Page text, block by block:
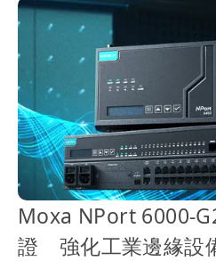
Moxa NPort 6000-
證 強化工業邊緣設